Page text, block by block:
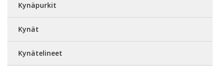
Kynäpurkit
Kynät
Kynätelineet